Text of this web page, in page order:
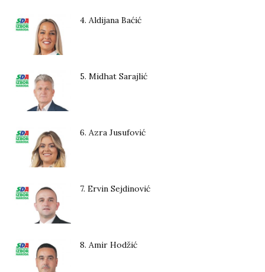
4. Aldijana Baćić
5. Midhat Sarajlić
6. Azra Jusufović
7. Ervin Sejdinović
8. Amir Hodžić